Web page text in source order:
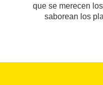
que se merecen
saborean los